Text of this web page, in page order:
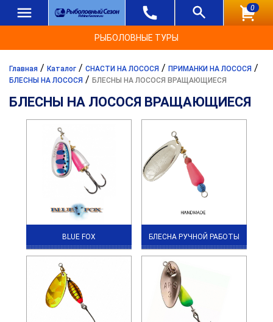
0
РЫБОЛОВНЫЕ ТУРЫ
Главная / Каталог / СНАСТИ НА ЛОСОСЯ / ПРИМАНКИ НА ЛОСОСЯ /
БЛЕСНЫ НА ЛОСОСЯ / БЛЕСНЫ НА ЛОСОСЯ ВРАЩАЮЩИЕСЯ
БЛЕСНЫ НА ЛОСОСЯ ВРАЩАЮЩИЕСЯ
BLUE FOX БЛЕСНА РУЧНОЙ РАБОТЫ